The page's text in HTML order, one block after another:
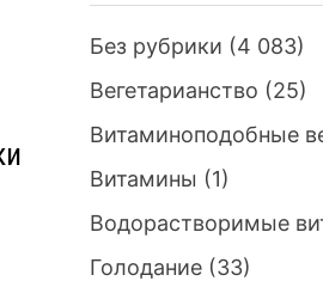
Без рубрики (4 083)
Вегетарианство (25)
Витаминоподобные
Витамины (1)
Водорастворимые
Голодание(33)